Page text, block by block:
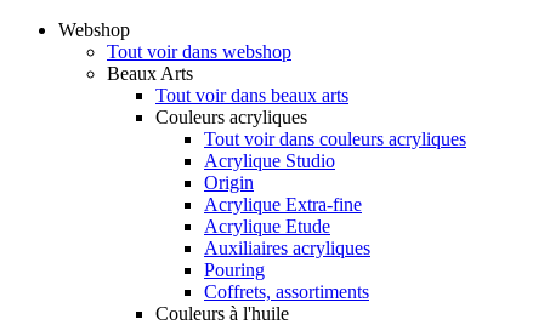
Webshop
Tout voir dans webshop
Beaux Arts
Tout voir dans beaux arts
Couleurs acryliques
Tout voir dans couleurs acryliques
Acrylique Studio
Origin
Acrylique Extra-fine
Acrylique Etude
Auxiliaires acryliques
Pouring
Coffrets, assortiments
Couleurs à l'huile